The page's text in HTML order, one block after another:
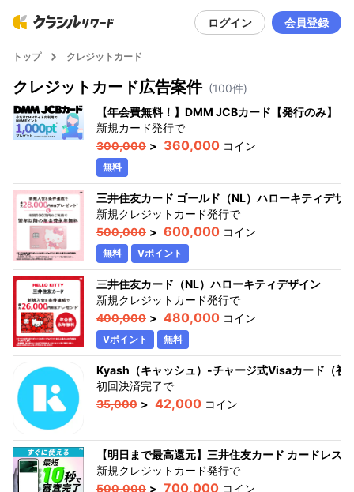
ログイン 会員登録
トップ クレジットカード
クレジットカード広告案件 (100件)
【年会費無料！】DMM JCBカード【発行のみ】
新規カード発行で
300,000 > 360,000 コイン
無料
三井住友カード ゴールド（NL）ハローキティデザ
新規クレジットカード発行で
500,000 > 600,000 コイン
無料 Vポイント
三井住友カード（NL）ハローキティデザイン
新規クレジットカード発行で
400,000 > 480,000 コイン
Vポイント 無料
Kyash（キャッシュ）-チャージ式Visaカード（初
初回決済完了で
35,000 > 42,000 コイン
【明日まで最高還元】三井住友カード カードレス
新規クレジットカード発行で
500,000 > 700,000 コイン